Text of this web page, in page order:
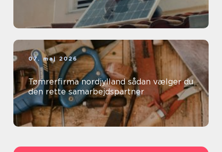
07. maj 2026
Tømrerfirma nordjylland sådan vælger du
den rette samarbejdspartner